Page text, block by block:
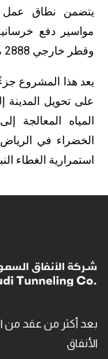
يتضمن نطاق عمل
وقطر خارجي 2888 ملم بطريقة الثقب الافقي.
يعد هذا المشروع
على تحويل
المياه المعالجة
الخضراء في
استمرارية الغطاء
بعد أكثر من عقد من
الأنفاق